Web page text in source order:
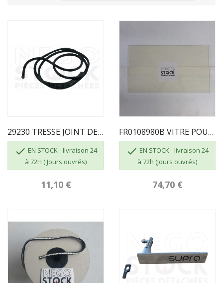
29230 TRESSE JOINT DE 12 MM LONG 2 MÈTRES 40
 EN STOCK - livraison 24
à 72H ( Jours ouvrés)
11,10 €
FR0108980B VITRE POUR POELE SUPRA GABY
 EN STOCK - livraison 24
à 72h (Jours ouvrés)
74,70 €